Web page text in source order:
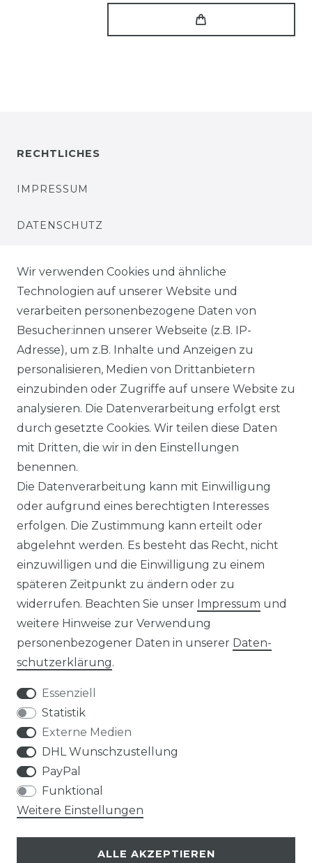
RECHTLICHES
IMPRESSUM
DATENSCHUTZ
AGB
SHOP
VERSANDKOSTENINFORMATION
B2B
WUNSCHLISTE
SERVICE
RETOURENINFO
KONTAKT
ZAHLUNGSARTEN
Wir verwenden Cookies und ähnliche
Technologien auf unserer Website und
verarbeiten personenbezogene Daten von
Besucher:innen unserer Webseite (z.B. IP-
Adresse), um z.B. Inhalte und Anzeigen zu
personalisieren, Medien von Drittanbietern
einzubinden oder Zugriffe auf unsere Website zu
analysieren. Die Datenverarbeitung erfolgt erst
durch gesetzte Cookies. Wir teilen diese Daten
mit Dritten, die wir in den Einstellungen
benennen.
Die Datenverarbeitung kann mit Einwilligung
oder aufgrund eines berechtigten Interesses
erfolgen. Die Zustimmung kann erteilt oder
abgelehnt werden. Es besteht das Recht, nicht
einzuwilligen und die Einwilligung zu einem
späteren Zeitpunkt zu ändern oder zu
widerrufen. Beachten Sie unser Impressum und
weitere Hinweise zur Verwendung
personenbezogener Daten in unserer Daten­
schutz­erklärung.
Essenziell
Statistik
Externe Medien
DHL Wunschzustellung
PayPal
Funktional
Weitere Einstellungen
ALLE AKZEPTIEREN